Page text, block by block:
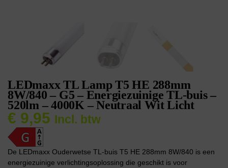
LEDmaxx TL Lamp T5 HE 288mm
8W/840 – G5 – Energiezuinige TL-buis –
520lm – 4000K – Neutraal Wit Licht
€ 9,95 Incl. btw
De LEDmaxx Ouderwetse TL-buis T5 HE 288mm 8W/840 is een
energiezuinige verlichtingsoplossing die geschikt is voor